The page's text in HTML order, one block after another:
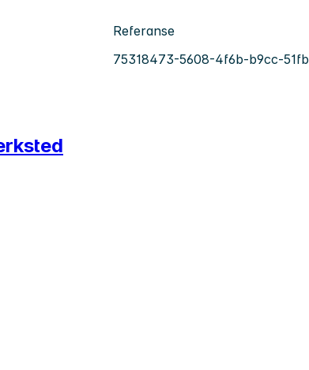
Referanse
75318473-5608-4f6b-b9cc-